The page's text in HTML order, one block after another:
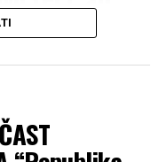
u
je Draško
koje